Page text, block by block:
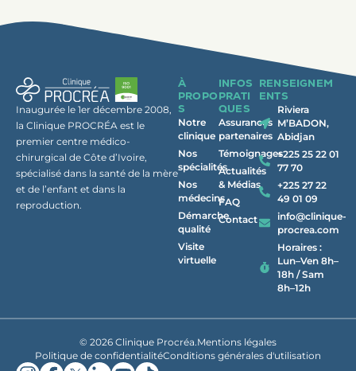
Inaugurée le 1er décembre 2008,
la Clinique PROCRÉA est le
premier centre médico-
chirurgical de Côte d’Ivoire,
spécialisé dans la santé de la mère
et de l’enfant et dans la
reproduction.
À
PROPO
S
Notre
clinique
Nos
spécialités
Nos
médecins
Démarche
qualité
Visite
virtuelle
INFOS
PRATI
QUES
Assurances
partenaires
Témoignages
Actualités
& Médias
FAQ
Contact
RENSEIGNEM
ENTS
Riviera
M’BADON,
Abidjan
+225 25 22 01
77 70
+225 27 22
49 01 09
info@clinique-
procrea.com
Horaires :
Lun–Ven 8h–
18h / Sam
8h–12h
© 2026 Clinique Procréa.Mentions légales
Politique de confidentialitéConditions générales d'utilisation